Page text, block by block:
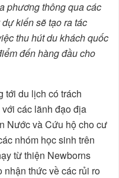
phương thông qua các
kiến sẽ tạo ra tác
thu hút du khách quốc
đến hàng đầu cho
tới du lịch có trách
các lãnh đạo địa
Nước và Cứu hộ cho cư
nhóm học sinh trên
từ thiện Newborns
nhận thức về các rủi ro